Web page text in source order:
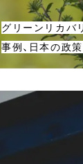
グリーンリカバ
事例、日本の政